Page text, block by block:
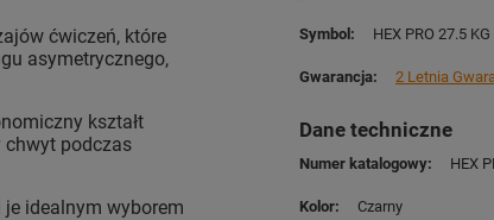
ćwiczeń, które
asymetrycznego,
kształt
chwyt podczas
idealnym wyborem
Symbol HEX PRO 27.5 KG
Gwarancja 2 Letnia
Dane techniczne
Numer katalogowy HEX
Kolor Czarny